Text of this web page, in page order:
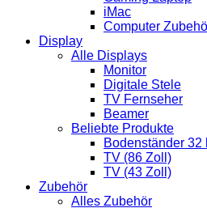
iMac
Computer
Display
Alle Displays
Monitor
Digitale Stele
TV Fernseher
Beamer
Beliebte Produkte
Bodenständer 32
TV (86 Zoll)
TV (43 Zoll)
Zubehör
Alles Zubehör